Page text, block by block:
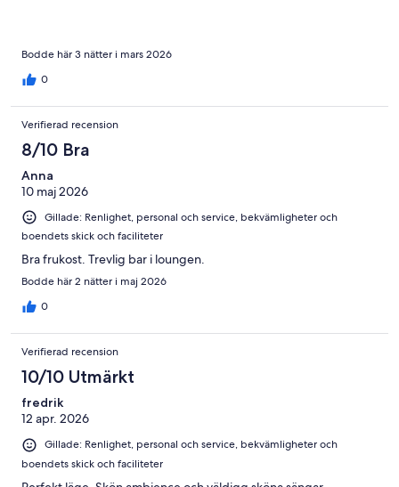
Bodde här 3 nätter i mars 2026
0
Verifierad recension
8/10 Bra
Anna
10 maj 2026
Gillade: Renlighet, personal och service, bekvämligheter och
boendets skick och faciliteter
Bra frukost. Trevlig bar i loungen.
Bodde här 2 nätter i maj 2026
0
Verifierad recension
10/10 Utmärkt
fredrik
12 apr. 2026
Gillade: Renlighet, personal och service, bekvämligheter och
boendets skick och faciliteter